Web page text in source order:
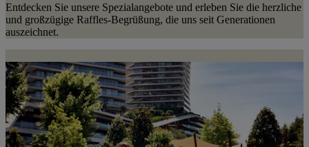
Entdecken Sie unsere Spezialangebote und erleben Sie die herzliche
und großzügige Raffles-Begrüßung, die uns seit Generationen
auszeichnet.